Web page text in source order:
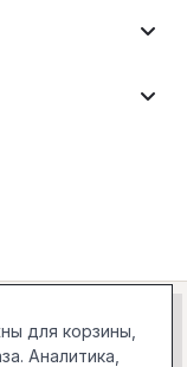
для корзины,
Аналитика,